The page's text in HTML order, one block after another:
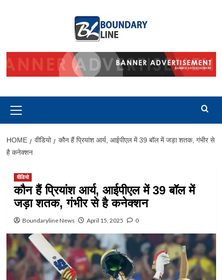
Menu
HOME वीडियो
कौन हैं प्रियांश आर्य, आईपीएल में 39 बॉल में जड़ा शतक, गंभीर से
है कनेक्शन
वीडियो
कौन हैं प्रियांश आर्य, आईपीएल में 39 बॉल में
जड़ा शतक, गंभीर से है कनेक्शन
Boundaryline News April 15, 2025 0